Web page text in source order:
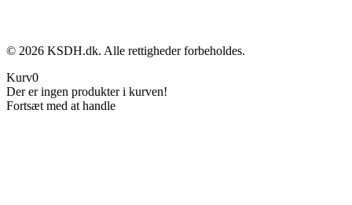
© 2026 KSDH.dk. Alle rettigheder forbeholdes.
Kurv0
Der er ingen produkter i kurven!
Fortsæt med at handle